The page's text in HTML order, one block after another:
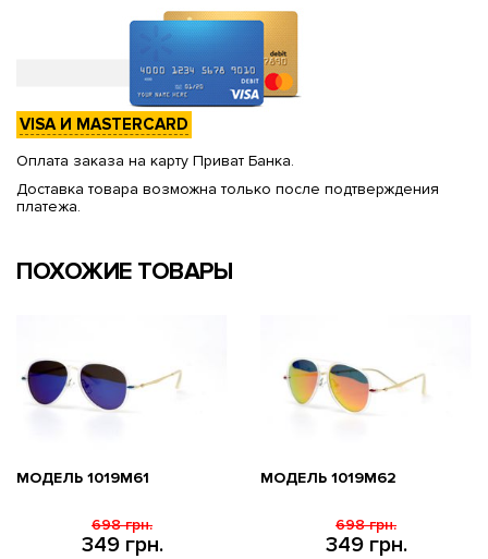
VISA И MASTERCARD
Оплата заказа на карту Приват Банка.
Доставка товара возможна только после подтверждения
платежа.
ПОХОЖИЕ ТОВАРЫ
МОДЕЛЬ 1019M61
349 грн.
698 грн.
МОДЕЛЬ 1019M62
349 грн.
698 грн.